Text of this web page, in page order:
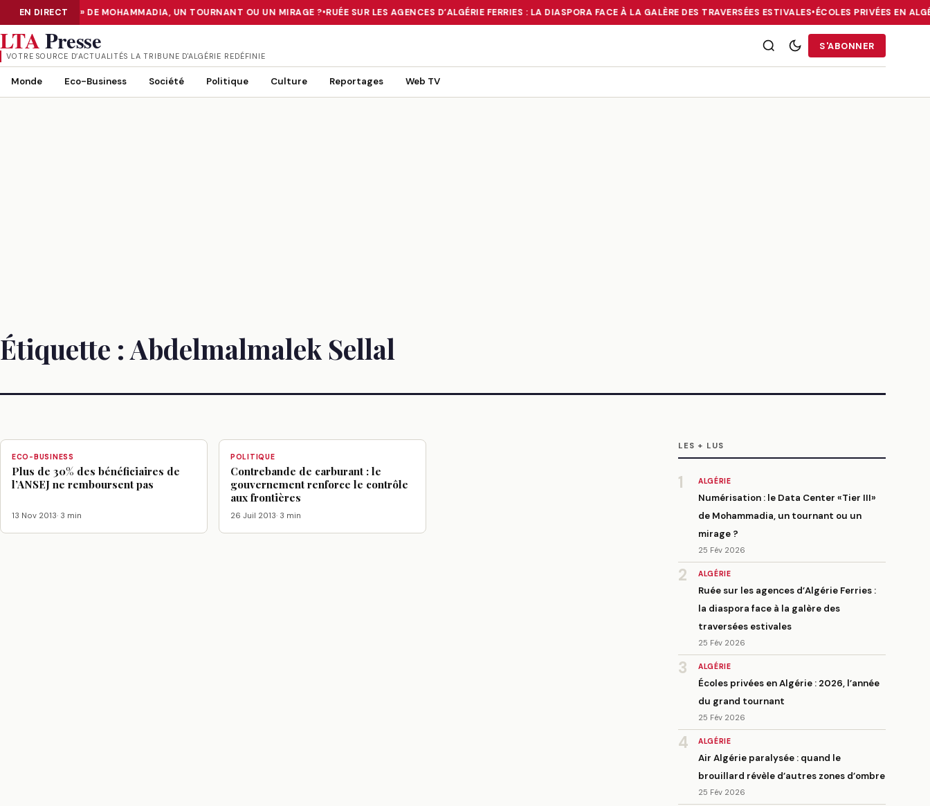
EN DIRECT
«TIER III» DE MOHAMMADIA, UN TOURNANT OU UN MIRAGE ? •RUÉE SUR LES AGENCES D’ALGÉRIE FERRIES : LA DIASPORA FACE À LA GALÈRE DES TRAVERSÉES ESTIVALES•ÉCOLES PRIVÉES EN
NUMÉRISATION : LE DATA CENTER «TIER III» DE MOHAMMADIA, UN TOURNANT OU UN MIRAGE ? • RUÉE SUR LES AGENCES D’ALGÉRIE FERRIES : LA DIASPORA FACE À LA GALÈRE DES TRAVERSÉES
LTAPresse
VOTRE SOURCE D’ACTUALITÉS LA TRIBUNE D'ALGÉRIE REDÉFINIE
S'ABONNER
Monde Eco-Business Société Politique Culture Reportages Web TV
Étiquette :Abdelmalmalek Sellal
ECO-BUSINESS
Plus de 30% des bénéficiaires de
l’ANSEJ ne remboursent pas
13 Nov 2013· 3 min
POLITIQUE
Contrebande de carburant : le
gouvernement renforce le contrôle
aux frontières
26 Juil 2013· 3 min
LES + LUS
1 ALGÉRIE
Numérisation : le Data Center «Tier III»
de Mohammadia, un tournant ou un
mirage ?
25 Fév 2026
2 ALGÉRIE
Ruée sur les agences d’Algérie Ferries :
la diaspora face à la galère des
traversées estivales
25 Fév 2026
3 ALGÉRIE
Écoles privées en Algérie : 2026, l’année
du grand tournant
25 Fév 2026
4 ALGÉRIE
Air Algérie paralysée : quand le
brouillard révèle d’autres zones d’ombre
25 Fév 2026